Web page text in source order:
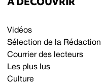
Vidéos
Sélection de la Rédaction
Courrier des lecteurs
Les plus lus
Culture